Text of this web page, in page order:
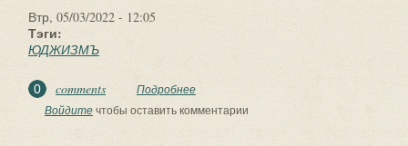
Втр, 05/03/2022 - 12:05
Тэги:
ЮДЖИЗМЪ
0 comments Подробнее
КУРСЪ. 6 УРОКЪ. Тема: СİЛА ЖИЗНИ И
Войдитечтобы оставить комментарии